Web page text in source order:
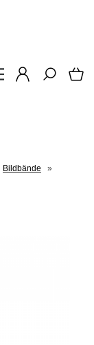
Bildbände
»